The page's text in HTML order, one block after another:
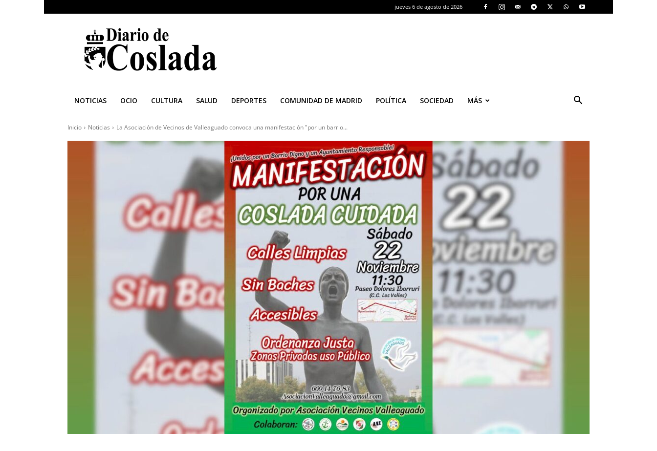
jueves 6 de agosto de 2026
Diario
de
Coslada
NOTICIAS OCIO CULTURA SALUD DEPORTES COMUNIDAD DE MADRID POLÍTICA SOCIEDAD MÁS
Inicio Noticias La Asociación de Vecinos de Valleaguado convoca una manifestación "por un barrio...